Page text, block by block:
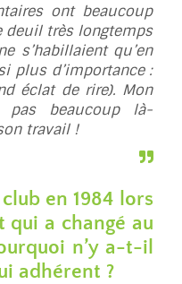
ont beaucoup
deuil très longtemps
s’habillaient qu’en
plus d’importance :
éclat de rire). Mon
pas beaucoup là-
travail !
en 1984 lors
qui a changé au
n’y a-t-il
adhérent ?